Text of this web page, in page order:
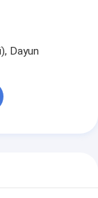
Dayun